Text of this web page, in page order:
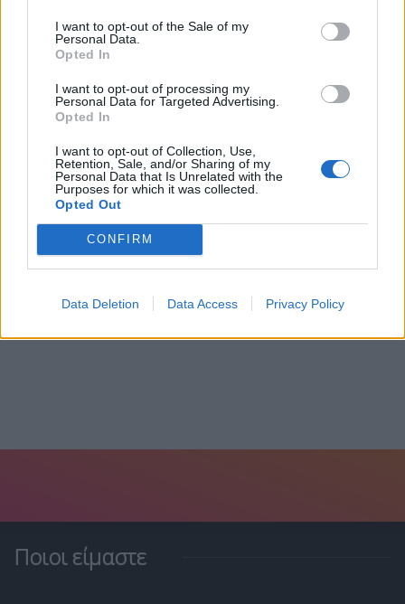
I want to opt-out of the Sale of my
Personal Data.
Opted In
I want to opt-out of processing my
Personal Data for Targeted Advertising.
Opted In
I want to opt-out of Collection, Use,
Retention, Sale, and/or Sharing of my
Personal Data that Is Unrelated with the
Purposes for which it was collected.
Opted Out
CONFIRM
Data Deletion Data Access Privacy Policy
F-16 έκανε αναγκαστική προσγείωση στη
Ζάκυνθο- Δείτε...
9 Ιουλίου, 2026
Ποιοι είμαστε